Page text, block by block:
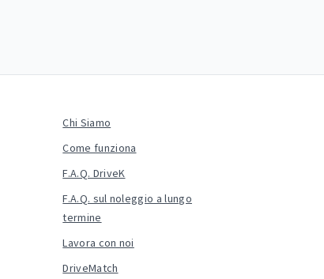
Chi Siamo
Come funziona
F.A.Q. DriveK
F.A.Q. sul noleggio a lungo
termine
Lavora con noi
DriveMatch